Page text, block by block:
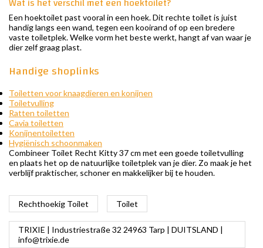
Een hoektoilet past vooral in een hoek. Dit rechte toilet is juist
handig langs een wand, tegen een kooirand of op een bredere
vaste toiletplek. Welke vorm het beste werkt, hangt af van waar je
dier zelf graag plast.
Handige shoplinks
Toiletten voor knaagdieren en konijnen
Toiletvulling
Ratten toiletten
Cavia toiletten
Konijnentoiletten
Hygiënisch schoonmaken
Combineer Toilet Recht Kitty 37 cm met een goede toiletvulling
en plaats het op de natuurlijke toiletplek van je dier. Zo maak je het
verblijf praktischer, schoner en makkelijker bij te houden.
Rechthoekig Toilet Toilet
TRIXIE | Industriestraße 32 24963 Tarp | DUITSLAND |
info@trixie.de